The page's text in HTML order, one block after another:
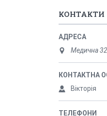
КОНТАКТИ
Медична
Вікторія